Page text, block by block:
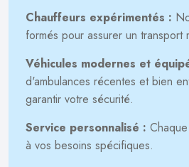
Chauffeurs expérimentés :
formés pour assurer un transport
Véhicules modernes et
d'ambulances récentes et bien
garantir votre sécurité.
Service personnalisé :
à vos besoins spécifiques.